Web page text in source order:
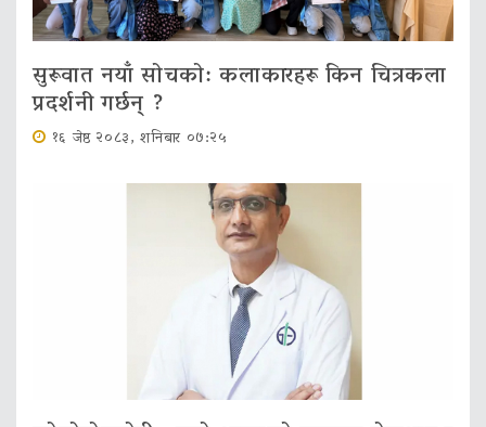
सुरूवात नयाँ सोचको: कलाकारहरू किन चित्रकला
प्रदर्शनी गर्छन् ?
१६ जेष्ठ २०८३, शनिबार ०७:२५